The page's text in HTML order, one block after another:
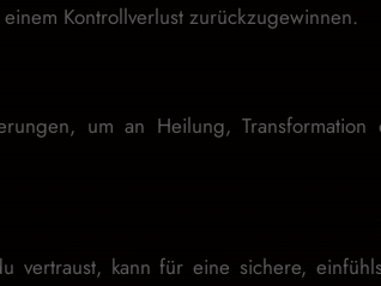
Kontrollverlust zurückzugewinnen.
um an Heilung, Transformation
vertraust, kann für eine sichere,